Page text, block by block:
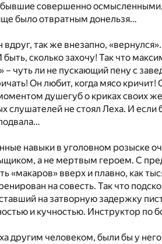
совершенно осмысленными,
было отвратным донельзя…
так же внезапно,
быть, сколько захочу! Так что
– чуть ли не пускающий пену с
Он любит, когда мясо
душегуб о криках своих
слушателей не стоял Леха. И
навыки в уголовном розыске
а не мертвым героем. С
«макаров» вверх и плавно, как
на совесть. Так что
на затворную задержку
и кучностью. Инструктор по
другим человеком, были бы у